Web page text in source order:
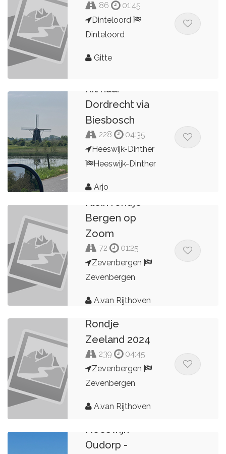
86
01:45
Dinteloord
Dinteloord
Gitte
Rit naar
Dordrecht via
Biesbosch
228
04:35
Heeswijk-Dinther
Heeswijk-Dinther
Arjo
Klein rondje
Bergen op
Zoom
72
01:25
Zevenbergen
Zevenbergen
A.van Rijthoven
Rondje
Zeeland 2024
239
04:45
Zevenbergen
Zevenbergen
A.van Rijthoven
Heeswijk -
Oudorp -